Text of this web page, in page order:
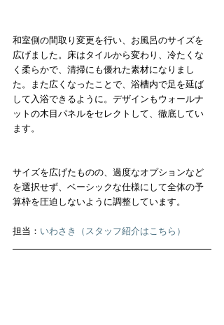
和室側の間取り変更を行い、お風呂のサイズを
広げました。床はタイルから変わり、冷たくな
く柔らかで、清掃にも優れた素材になりまし
た。また広くなったことで、浴槽内で足を延ば
して入浴できるように。デザインもウォールナ
ットの木目パネルをセレクトして、徹底してい
ます。
サイズを広げたものの、過度なオプションなど
を選択せず、ベーシックな仕様にして全体の予
算枠を圧迫しないように調整しています。
担当： いわさき（スタッフ紹介はこちら）